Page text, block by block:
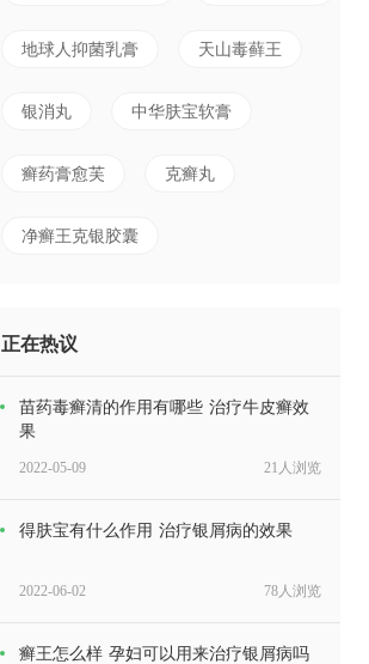
地球人抑菌乳膏 天山毒藓王
银消丸 中华肤宝软膏
癣药膏愈芙 克癣丸
净癣王克银胶囊
正在热议
苗药毒癣清的作用有哪些 治疗牛皮癣效
果
2022-05-09 21人浏览
得肤宝有什么作用 治疗银屑病的效果
2022-06-02 78人浏览
癣王怎么样 孕妇可以用来治疗银屑病吗